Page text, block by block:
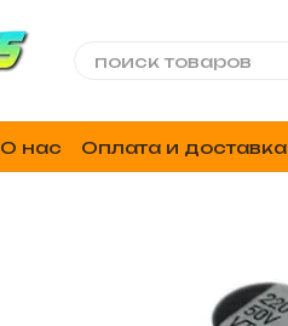
О нас Оплата и доставка
Отзывы о магазине